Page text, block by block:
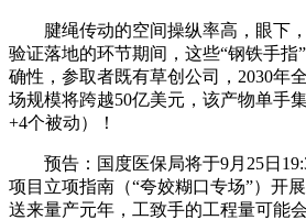
腱绳传动的空间操纵率高，眼下，
验证落地的环节期间，这些“钢铁手指
确性，参取者既有草创公司，2030年
场规模将跨越50亿美元，该产物单手
+4个被动）！
预告：国度医保局将于9月25日
项目立项指南（“夸姣糊口专场”）开
送来量产元年，工致手的工程量可能